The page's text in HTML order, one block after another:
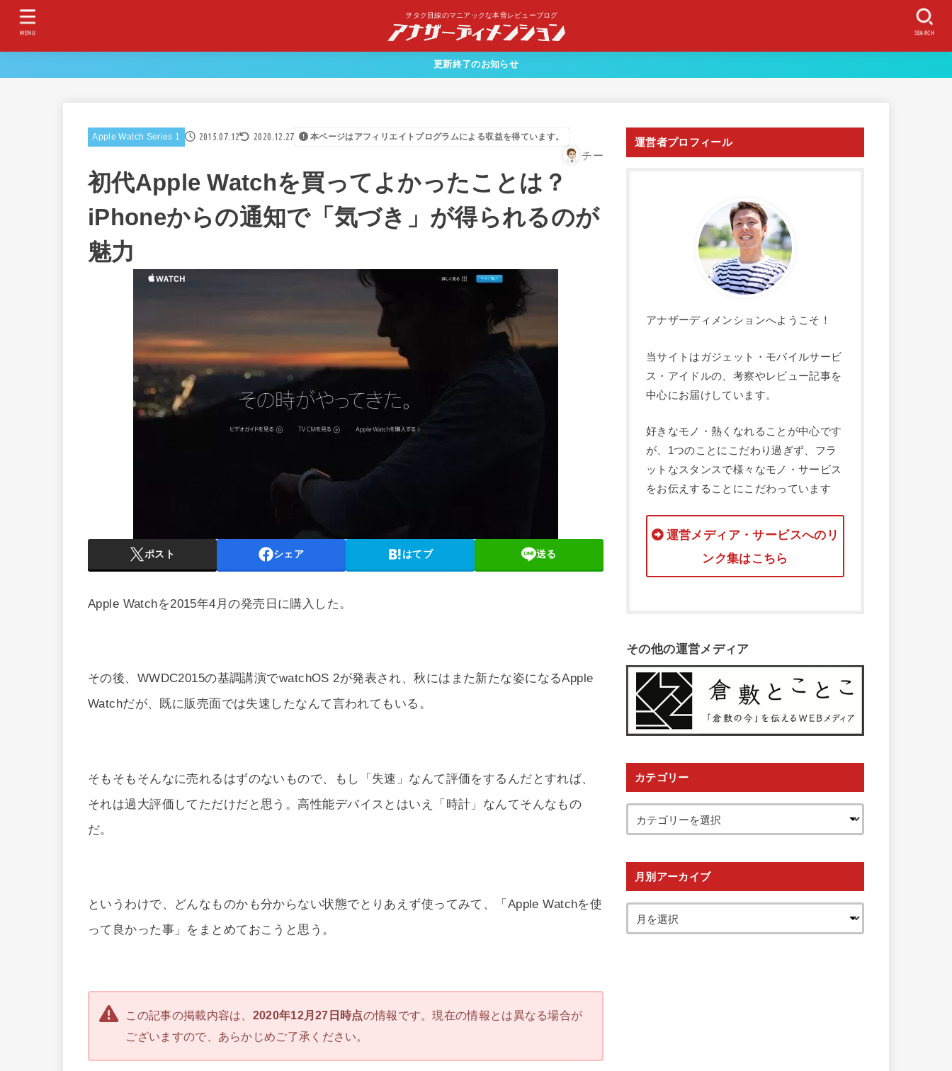
ヲタク目線のマニアックな本音レビューブログ
SEARCH
MENU
更新終了のお知らせ
Apple Watch Series 1 2015.07.12 2020.12.27 本ページはアフィリエイトプログラムによる収益を得ています。
チー
初代Apple Watchを買ってよかったことは？
iPhoneからの通知で「気づき」が得られるのが
魅力
ポスト シェア はてブ 送る
Apple Watchを2015年4月の発売日に購入した。
その後、WWDC2015の基調講演でwatchOS 2が発表され、秋にはまた新たな姿になるApple
Watchだが、既に販売面では失速したなんて言われてもいる。
そもそもそんなに売れるはずのないもので、もし「失速」なんて評価をするんだとすれば、
それは過大評価してただけだと思う。高性能デバイスとはいえ「時計」なんてそんなもの
だ。
というわけで、どんなものかも分からない状態でとりあえず使ってみて、「Apple Watchを使
って良かった事」をまとめておこうと思う。
この記事の掲載内容は、 2020年12月27日時点の情報です。現在の情報とは異なる場合が
ございますので、あらかじめご了承ください。
運営者プロフィール
アナザーディメンションへようこそ！
当サイトはガジェット・モバイルサービ
ス・アイドルの、考察やレビュー記事を
中心にお届けしています。
好きなモノ・熱くなれることが中心です
が、1つのことにこだわり過ぎず、フラ
ットなスタンスで様々なモノ・サービス
をお伝えすることにこだわっています
運営メディア・サービスへのリ
ンク集はこちら
その他の運営メディア
カテゴリー
月別アーカイブ